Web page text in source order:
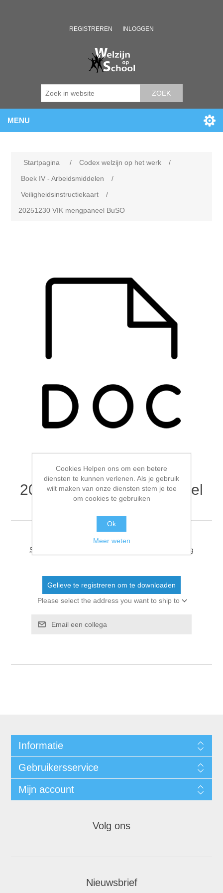
REGISTREREN INLOGGEN
ZOEK
MENU
Startpagina / Codex welzijn op het werk
/
Boek IV - Arbeidsmiddelen
/
Veiligheidsinstructiekaart
/
20251230 VIK mengpaneel BuSO
20251230 VIK mengpaneel
BuSO
Schrijf als eerste voor dit document een beoordeling
Gelieve te registreren om te downloaden
Please select the address you want to ship to
Email een collega
Informatie
Gebruikersservice
Mijn account
Volg ons
Nieuwsbrief
Cookies Helpen ons om een betere
diensten te kunnen verlenen. Als je gebruik
wilt maken van onze diensten stem je toe
om cookies te gebruiken
Ok
Meer weten